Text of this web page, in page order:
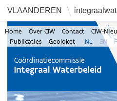
VLAANDEREN
Home Over CIW Contact CIW-
Publicaties
Geoloket NL EN